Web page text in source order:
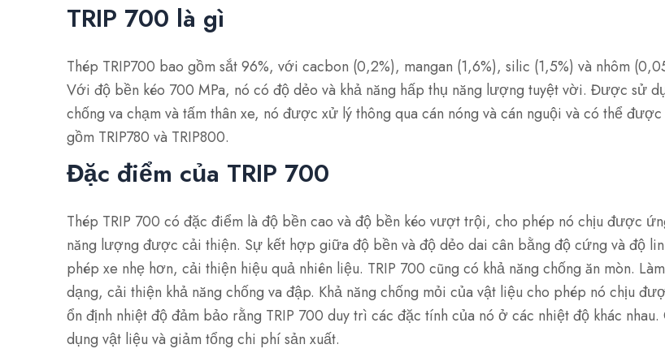
TRIP 700 là gì
Thép TRIP700 bao gồm sắt 96%, với cacbon (0,2%), mangan (1,6%), silic (1,5%) và nhôm
Với độ bền kéo 700 MPa, nó có độ dẻo và khả năng hấp thụ năng lượng tuyệt vời. Được sử
chống va chạm và tấm thân xe, nó được xử lý thông qua cán nóng và cán nguội và có thể
gồm TRIP780 và TRIP800.
Đặc điểm của TRIP 700
Thép TRIP 700 có đặc điểm là độ bền cao và độ bền kéo vượt trội, cho phép nó chịu được
năng lượng được cải thiện. Sự kết hợp giữa độ bền và độ dẻo dai cân bằng độ cứng và độ
phép xe nhẹ hơn, cải thiện hiệu quả nhiên liệu. TRIP 700 cũng có khả năng chống ăn mòn.
dạng, cải thiện khả năng chống va đập. Khả năng chống mỏi của vật liệu cho phép nó chịu
ổn định nhiệt độ đảm bảo rằng TRIP 700 duy trì các đặc tính của nó ở các nhiệt độ khác
dụng vật liệu và giảm tổng chi phí sản xuất.